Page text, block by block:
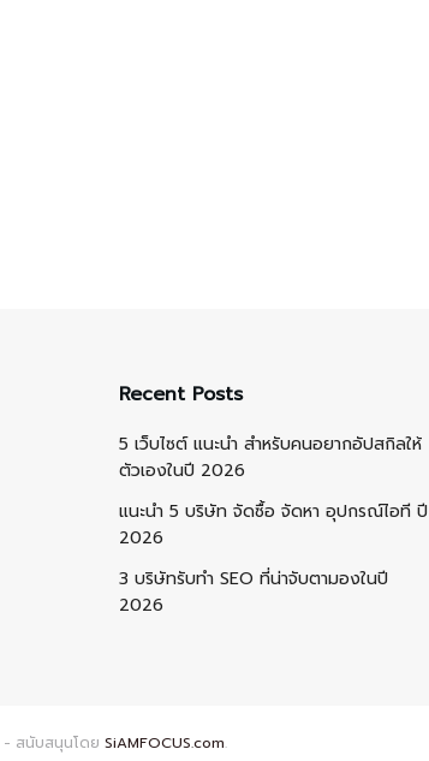
Recent Posts
5 เว็บไซต์ แนะนำ สำหรับคนอยากอัปสกิลให้
ตัวเองในปี 2026
แนะนำ 5 บริษัท จัดซื้อ จัดหา อุปกรณ์ไอที ปี
2026
3 บริษัทรับทำ SEO ที่น่าจับตามองในปี
2026
- สนับสนุนโดย SiAMFOCUS.com.